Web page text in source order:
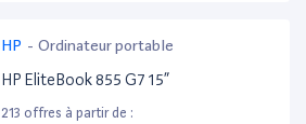
HP - Ordinateur portable
HP EliteBook 855 G7 15”
213 offres à partir de :